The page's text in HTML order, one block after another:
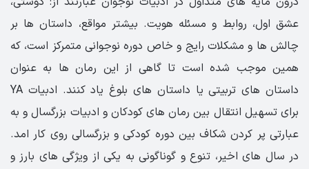
عشق اول، روابط و مسئله هویت. بیشتر مواقع، داستان ها بر
چالش ها و مشکلات رایج و خاص دوره نوجوانی متمرکز است، که
همین موجب شده است تا گاهی از این رمان ها به عنوان
داستان های تربیتی یا داستان های بلوغ یاد کنند. ادبیات YA
برای تسهیل انتقال بین رمان های کودکان و ادبیات بزرگسال و به
عبارتی پر کردن شکاف بین دوره کودکی و بزرگسالی روی کار امد.
در سال های اخیر، تنوع و گوناگونی به یکی از ویژگی های بارز و